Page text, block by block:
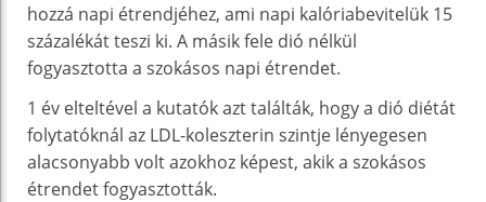
hozzá napi étrendjéhez, ami napi kalóriabevitelük 15
százalékát teszi ki. A másik fele dió nélkül
fogyasztotta a szokásos napi étrendet.
1 év elteltével a kutatók azt találták, hogy a dió diétát
folytatóknál az LDL-koleszterin szintje lényegesen
alacsonyabb volt azokhoz képest, akik a szokásos
étrendet fogyasztották.